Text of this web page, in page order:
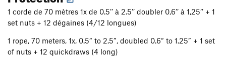
1 corde de 70 mètres 1x de 0.5’’ à 2.5’’ doubler 0,6’’ à 1,25’’ + 1
set nuts + 12 dégaines (4/12 longues)
1 rope, 70 meters, 1x, 0.5“ to 2.5”, doubled 0.6“ to 1.25” + 1 set
of nuts + 12 quickdraws (4 long)